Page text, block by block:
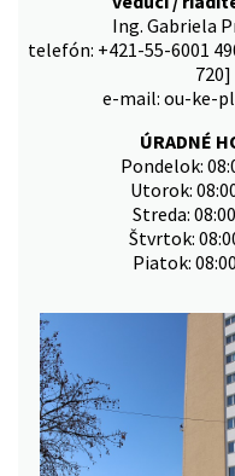
Ing. Gabriela
telefón: +421-55-6001
720]
e-mail: ou-ke-
ÚRADNÉ
Pondelok:
Utorok:
Streda:
Štvrtok:
Piatok: